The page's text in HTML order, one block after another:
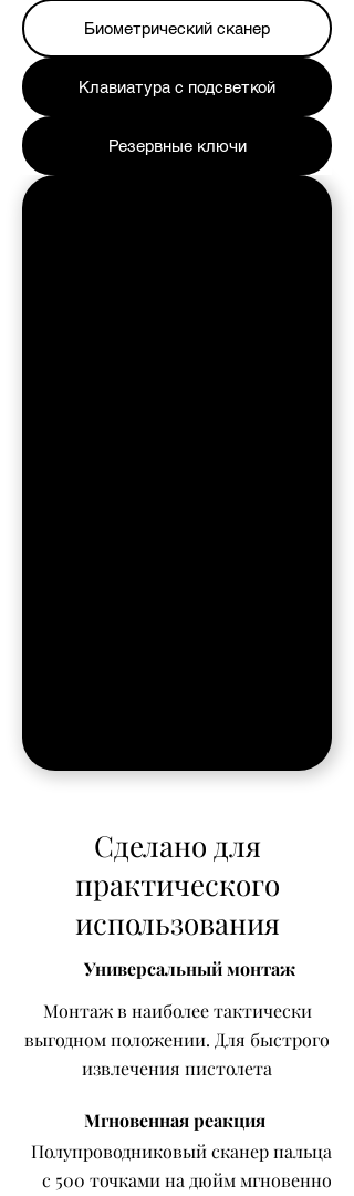
Биометрический сканер
Клавиатура с подсветкой
Резервные ключи
Сделано для
практического
использования
Универсальный монтаж
Монтаж в наиболее тактически
выгодном положении. Для быстрого
извлечения пистолета
Мгновенная реакция
Полупроводниковый сканер пальца
с 500 точками на дюйм мгновенно